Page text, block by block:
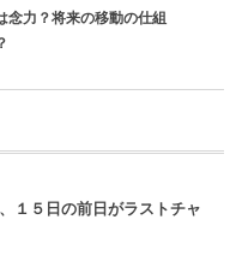
念力？将来の移動の仕組
１５日の前日がラストチャ